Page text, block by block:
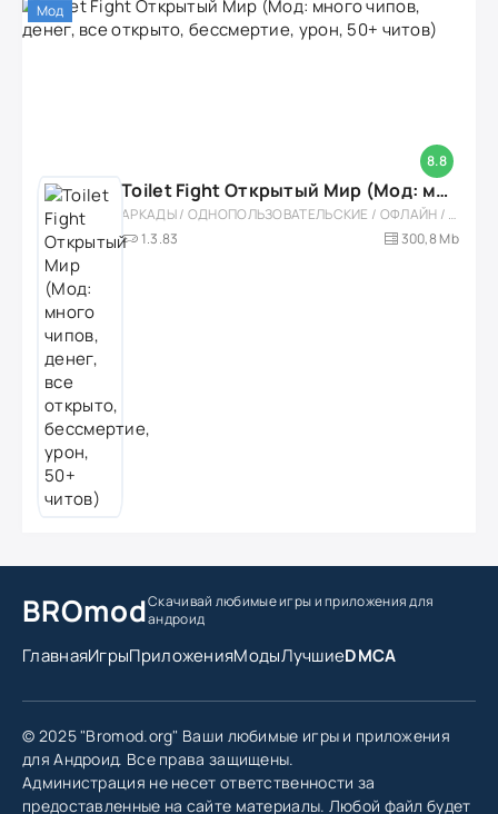
8.8
Мод
Toilet Fight Открытый Мир (Мод: много чипов, денег, все открыто, бессмертие, урон, 50+ читов)
АРКАДЫ / ОДНОПОЛЬЗОВАТЕЛЬСКИЕ / ОФЛАЙН / МОД / РОЛЕВЫЕ / ШУТЕРЫ / ОТКРЫТЫЙ МИР / ВСТРОЕННЫЙ КЕШ / 3D / ЭКШЕНЫ / ТУАЛЕТНЫЕ ВОЙНЫ / ДЛЯ ДЕТЕЙ
1.3.83
300,8 Mb
BROmodСкачивай любимые игрыи приложения для
андроид
ГлавнаяИгрыПриложенияМодыЛучшиеDMCA
© 2025 "Bromod.org" Ваши любимые игры и приложения
для Андроид. Все права защищены.
Администрация не несет ответственности за
предоставленные на сайте материалы. Любой файл будет